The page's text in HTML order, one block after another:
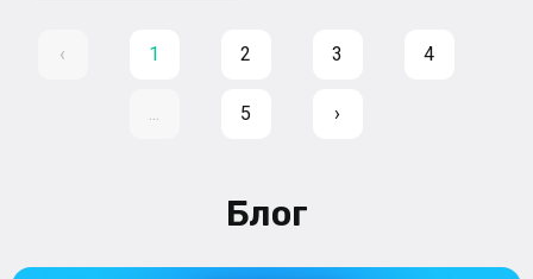
‹ 1 2 3 4
... 5 ›
Блог